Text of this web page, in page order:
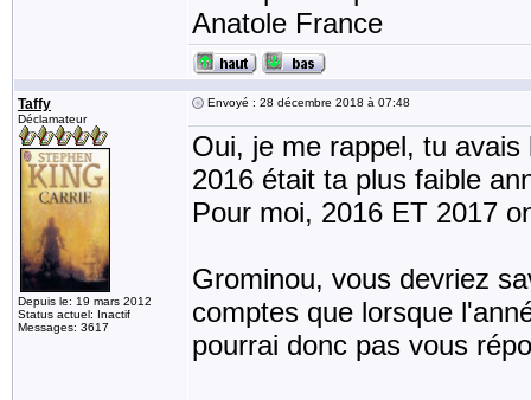
Anatole France
Taffy
Déclamateur
Depuis le: 19 mars 2012
Status actuel: Inactif
Messages: 3617
Envoyé : 28 décembre 2018 à 07:48
Oui, je me rappel, tu
2016 était ta plus faible
Pour moi, 2016 ET 2017
Grominou, vous devriez
comptes que lorsque
pourrai donc pas vous